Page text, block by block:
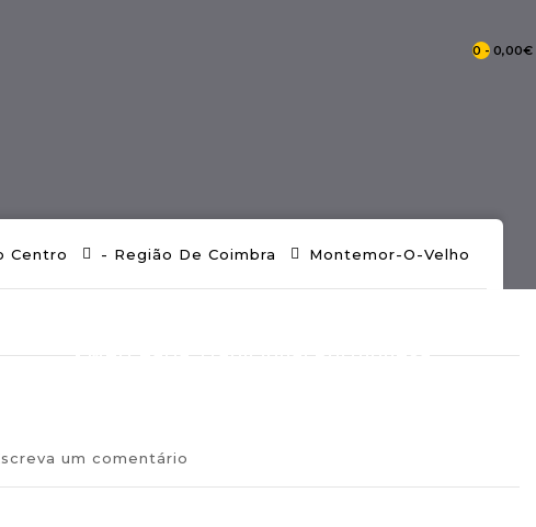
0 - 0,00€
- Mercearia Tradicional Portuguesa
Centro - Região De Coimbra Montemor-O-Velho
um comentário